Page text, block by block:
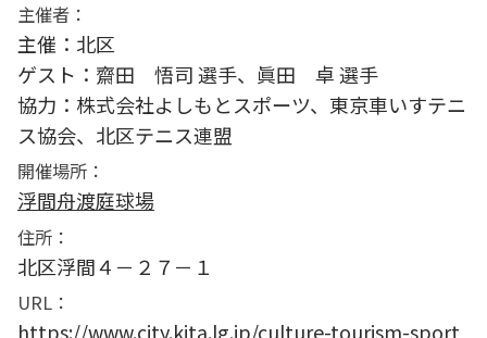
主催者：
主催：北区
ゲスト：齋田 悟司 選手、眞田 卓 選手
協力：株式会社よしもとスポーツ、東京車いすテニ
ス協会、北区テニス連盟
開催場所：
浮間舟渡庭球場
住所：
北区浮間４－２７－１
URL：
https://www.city.kita.lg.jp/culture-tourism-sport